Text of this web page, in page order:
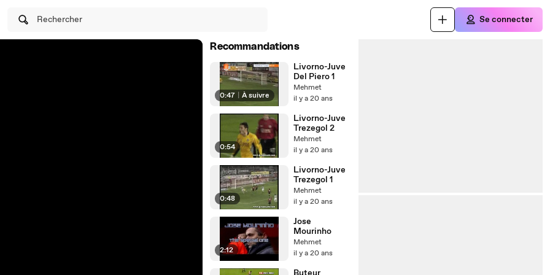
Rechercher Se connecter
Recommandations
0:47 À suivre
Livorno-Juve
Del Piero 1
Mehmet
il y a 20 ans
0:54
Livorno-Juve
Trezegol 2
Mehmet
il y a 20 ans
0:48
Livorno-Juve
Trezegol 1
Mehmet
il y a 20 ans
2:12
Jose
Mourinho
Mehmet
il y a 20 ans